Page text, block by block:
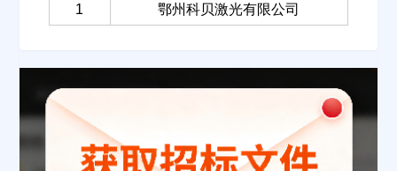
1
鄂州科贝激光有限公司
欢迎入驻供应商 ဆ
公司名称